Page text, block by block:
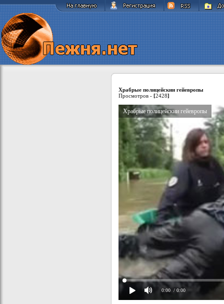
Храбрые полицейскии гейевропы
Просмотров - [2428]
Храбрые полицейскии гейевропы
0:00 / 0:00